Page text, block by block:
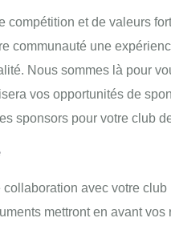
et de valeurs
communauté une
Nous sommes là pour
vos opportunités de
sponsors pour votre club
avec votre
mettront en avant